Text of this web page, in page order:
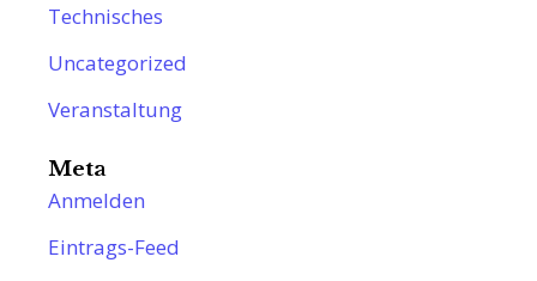
Technisches
Uncategorized
Veranstaltung
Meta
Anmelden
Eintrags-Feed